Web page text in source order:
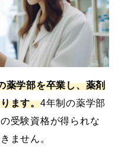
薬学部を卒業し、薬剤
ます。4年制の薬学部
受験資格が得られな
ません。